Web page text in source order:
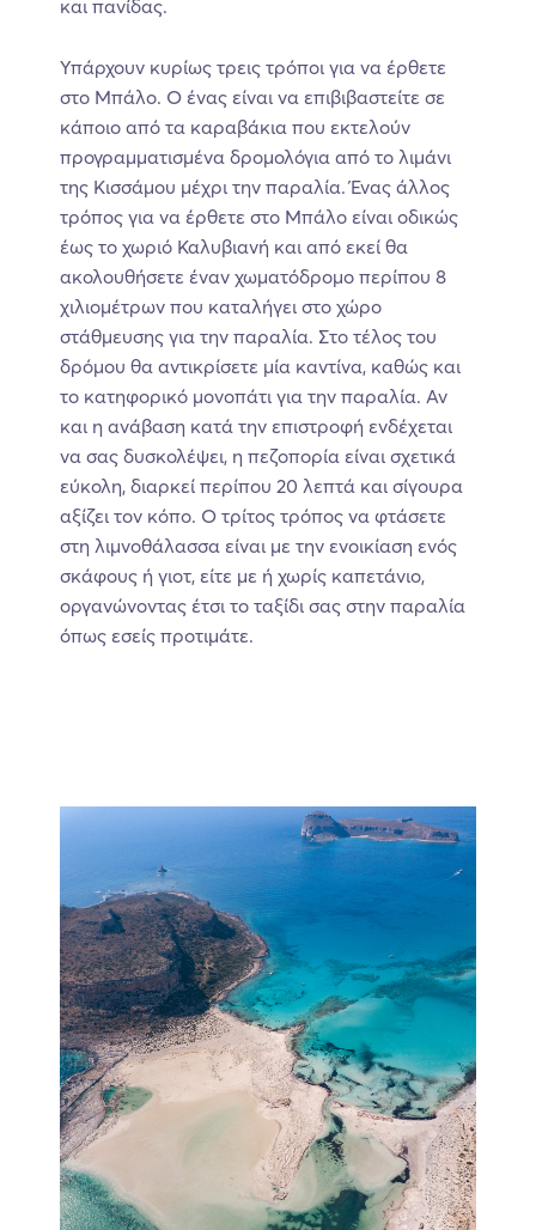
και πανίδας.
Υπάρχουν κυρίως τρεις τρόποι για να έρθετε
στο Μπάλο. Ο ένας είναι να επιβιβαστείτε σε
κάποιο από τα καραβάκια που εκτελούν
προγραμματισμένα δρομολόγια από το λιμάνι
της Κισσάμου μέχρι την παραλία. Ένας άλλος
τρόπος για να έρθετε στο Μπάλο είναι οδικώς
έως το χωριό Καλυβιανή και από εκεί θα
ακολουθήσετε έναν χωματόδρομο περίπου 8
χιλιομέτρων που καταλήγει στο χώρο
στάθμευσης για την παραλία. Στο τέλος του
δρόμου θα αντικρίσετε μία καντίνα, καθώς και
το κατηφορικό μονοπάτι για την παραλία. Αν
και η ανάβαση κατά την επιστροφή ενδέχεται
να σας δυσκολέψει, η πεζοπορία είναι σχετικά
εύκολη, διαρκεί περίπου 20 λεπτά και σίγουρα
αξίζει τον κόπο. Ο τρίτος τρόπος να φτάσετε
στη λιμνοθάλασσα είναι με την ενοικίαση ενός
σκάφους ή γιοτ, είτε με ή χωρίς καπετάνιο,
οργανώνοντας έτσι το ταξίδι σας στην παραλία
όπως εσείς προτιμάτε.